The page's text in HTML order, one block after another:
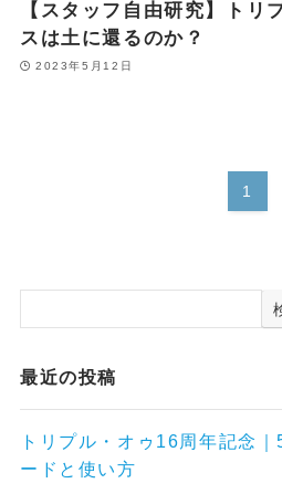
【スタッフ自由研究】トリ
スは土に還るのか？
2023年5月12日
1
最近の投稿
トリプル・オゥ16周年記念
ードと使い方